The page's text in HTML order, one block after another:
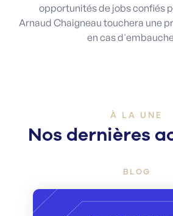
opportunités de jobs confiés
Arnaud Chaigneau touchera une
en cas
À LA UNE
Nos dernières
BLOG